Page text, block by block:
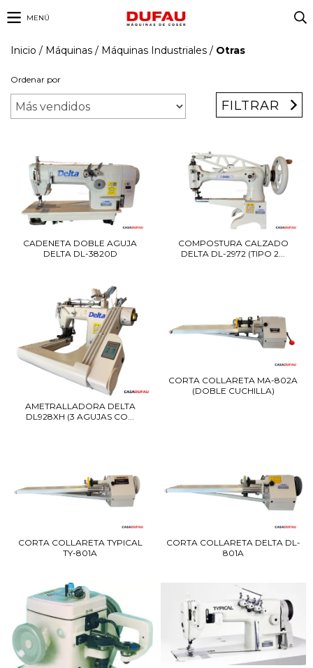
MENÚ
Inicio / Máquinas / Máquinas Industriales / Otras
Ordenar por
FILTRAR
CADENETA DOBLE AGUJA
DELTA DL-3820D
COMPOSTURA CALZADO
DELTA DL-2972 (TIPO 2...
AMETRALLADORA DELTA
DL928XH (3 AGUJAS CO...
CORTA COLLARETA MA-802A
(DOBLE CUCHILLA)
CORTA COLLARETA TYPICAL
TY-801A
CORTA COLLARETA DELTA DL-
801A